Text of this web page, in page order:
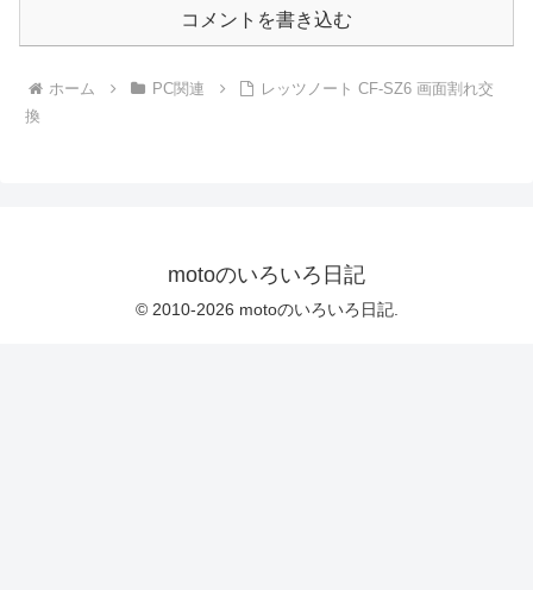
コメントを書き込む
ホーム PC関連
レッツノート CF-SZ6 画面割れ交
換
motoのいろいろ日記
© 2010-2026 motoのいろいろ日記.